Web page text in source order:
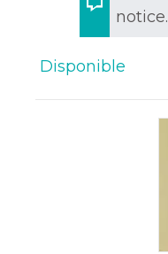
notice.
Disponible